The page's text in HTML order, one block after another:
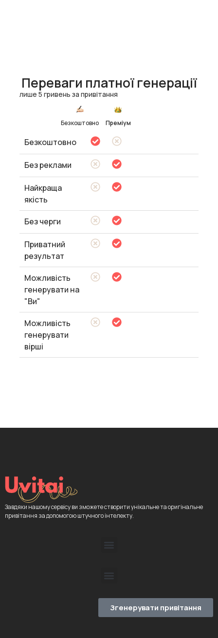
Переваги платної генерації
лише 5 гривень за привітання
Безкоштовно Преміум
Безкоштовно
Без реклами
Найкраща
якість
Без черги
Приватний
результат
Можливість
генерувати на
"Ви"
Можливість
генерувати
вірші
Завдяки нашому сервісу ви зможете створити унікальне та оригінальне
привітання за допомогою штучного інтелекту.
Згенерувати привітання